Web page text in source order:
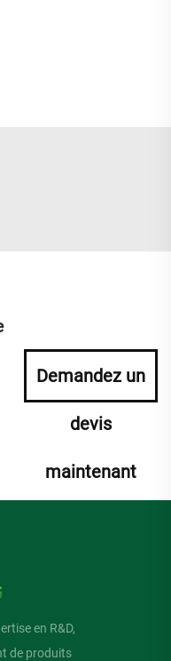
Demandez un
devis
maintenant
en R&D,
de produits